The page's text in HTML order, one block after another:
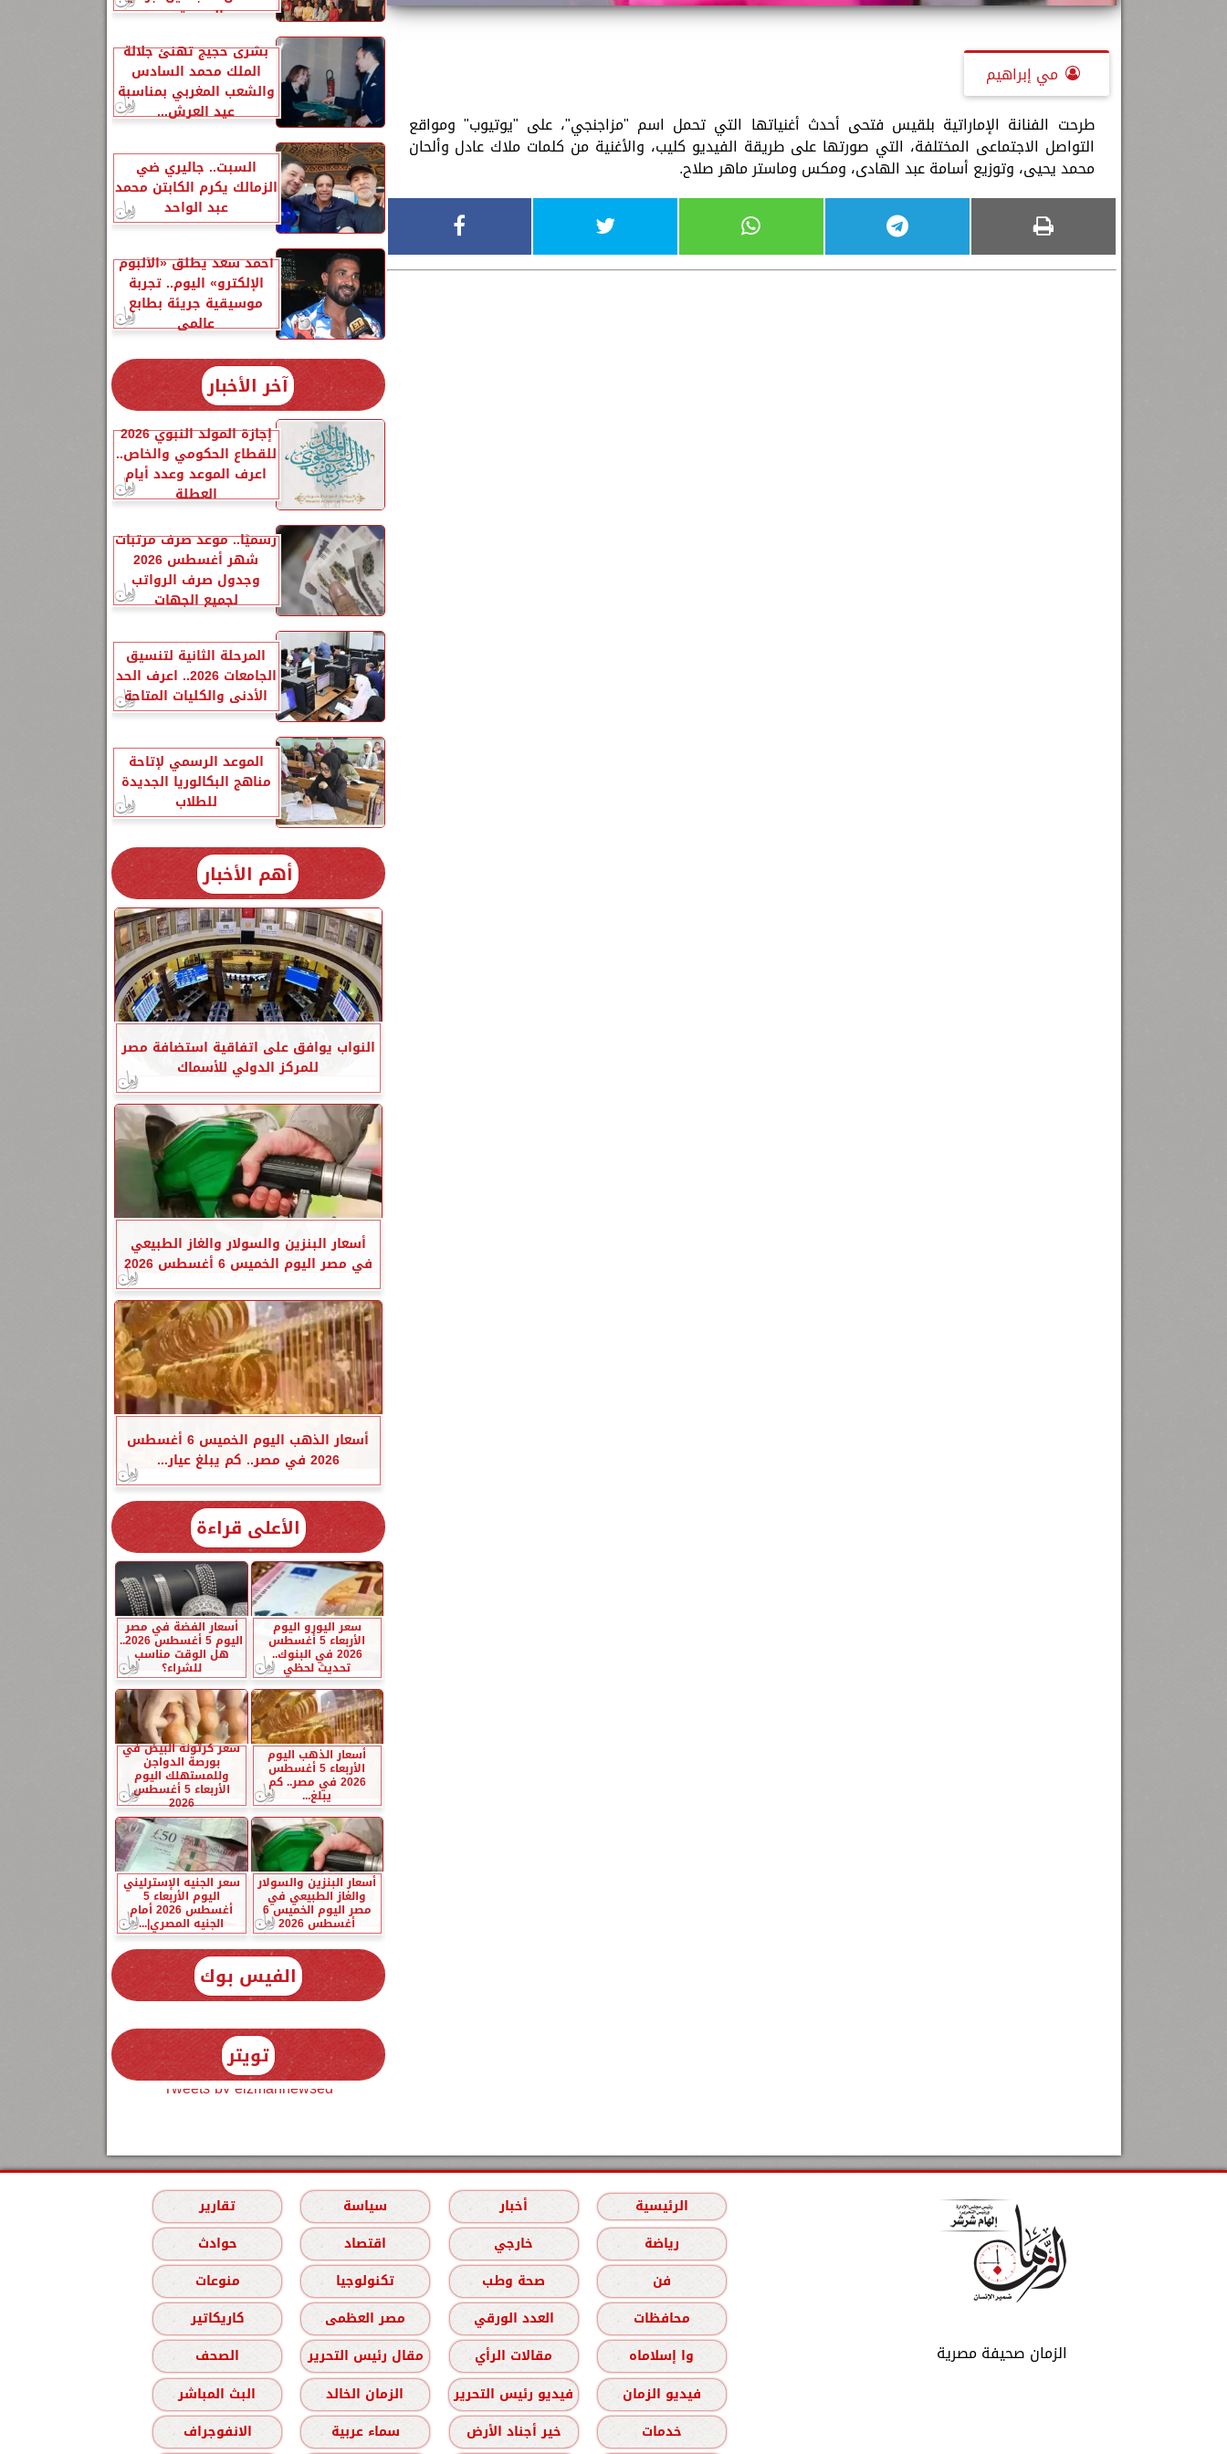
مي إبراهيم
طرحت الفنانة الإماراتية بلقيس فتحى أحدث أغنياتها التي تحمل اسم "مزاجنجي"، على "يوتيوب" ومواقع
التواصل الاجتماعى المختلفة، التي صورتها على طريقة الفيديو كليب، والأغنية من كلمات ملاك عادل وألحان
محمد يحيى، وتوزيع أسامة عبد الهادى، ومكس وماستر ماهر صلاح.
السيدة...
بشرى حجيج تهنئ جلالة
الملك محمد السادس
والشعب المغربي بمناسبة
عيد العرش...
السبت.. جاليري ضي
الزمالك يكرم الكابتن محمد
عبد الواحد
أحمد سعد يطلق «الألبوم
الإلكترو» اليوم.. تجربة
موسيقية جريئة بطابع
عالمي
آخر الأخبار
إجازة المولد النبوي 2026
للقطاع الحكومي والخاص..
اعرف الموعد وعدد أيام
العطلة
رسميًا.. موعد صرف مرتبات
شهر أغسطس 2026
وجدول صرف الرواتب
لجميع الجهات
المرحلة الثانية لتنسيق
الجامعات 2026.. اعرف الحد
الأدنى والكليات المتاحة
الموعد الرسمي لإتاحة
مناهج البكالوريا الجديدة
للطلاب
أهم الأخبار
النواب يوافق على اتفاقية استضافة مصر
للمركز الدولي للأسماك
أسعار البنزين والسولار والغاز الطبيعي
في مصر اليوم الخميس 6 أغسطس 2026
أسعار الذهب اليوم الخميس 6 أغسطس
2026 في مصر.. كم يبلغ عيار...
الأعلى قراءة
سعر اليورو اليوم
الأربعاء 5 أغسطس
2026 في البنوك..
تحديث لحظي
أسعار الفضة في مصر
اليوم 5 أغسطس 2026..
هل الوقت مناسب
للشراء؟
أسعار الذهب اليوم
الأربعاء 5 أغسطس
2026 في مصر.. كم
يبلغ...
سعر كرتونة البيض في
بورصة الدواجن
وللمستهلك اليوم
الأربعاء 5 أغسطس
2026
أسعار البنزين والسولار
والغاز الطبيعي في
مصر اليوم الخميس 6
أغسطس 2026
سعر الجنيه الإسترليني
اليوم الأربعاء 5
أغسطس 2026 أمام
الجنيه المصري|...
الفيس بوك
تويتر
Tweets by elzmannewseg
الزمان صحيفة مصرية
الرئيسية أخبار سياسة
تقارير
رياضة
خارجي اقتصاد
حوادث
فن
صحة وطب تكنولوجيا
منوعات
محافظات
العدد الورقي مصر العظمى
كاريكاتير
وا إسلاماه
مقالات الرأي مقال رئيس التحرير
الصحف
فيديو الزمان
فيديو رئيس التحرير الزمان الخالد
البث المباشر
خدمات
خير أجناد الأرض سماء عربية الانفوجراف